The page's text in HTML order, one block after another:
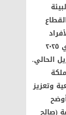
أنطلاق فعاليات أسبوع البيئة السعودي ٢٠٢٥
كنز) وذلك في ٢٠ أبريل الحالي.
وتعزيز
(صالح